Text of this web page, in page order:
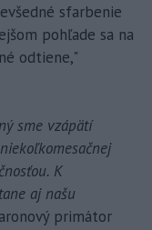
sfarbenie
pohľade sa na
odtiene,"
sme vzápätí
K
aj našu
primátor